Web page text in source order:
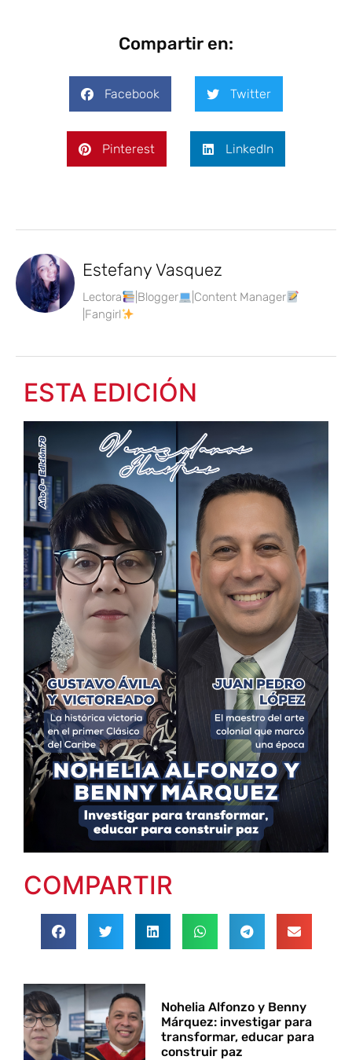
Compartir en:
Facebook Twitter
Pinterest LinkedIn
Estefany Vasquez
Lectora |Blogger
|Content Manager
|Fangirl
ESTA EDICIÓN
COMPARTIR
Nohelia Alfonzo y Benny
Márquez: investigar para
transformar, educar para
construir paz